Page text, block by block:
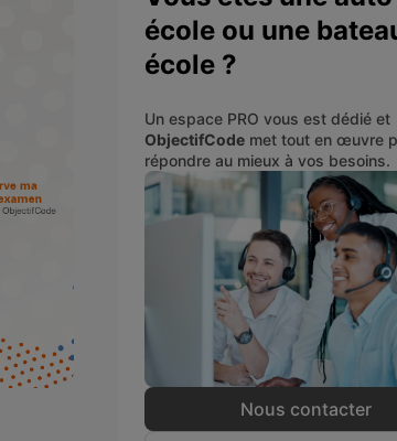
école ou une
école ?
Un espace PRO vous est dédié et
ObjectifCodemet tout en œuvre
répondre au mieux à vos besoins.
Nous contacter